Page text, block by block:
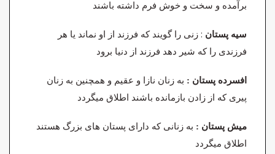
برآمده و سخت و خوش فرم داشته باشند
سیه پستان : زنی را گویند که فرزند از او نماند یا هر
فرزندی را که شیر دهد فرزند از دنیا برود
افسرده پستان : به زنان نازا و عقیم و همچنین به زنان
پیری که از زادن بازمانده باشند اطلاق میگردد
میش پستان : به زنانی که دارای پستان های بزرگ هستند
اطلاق میگردد